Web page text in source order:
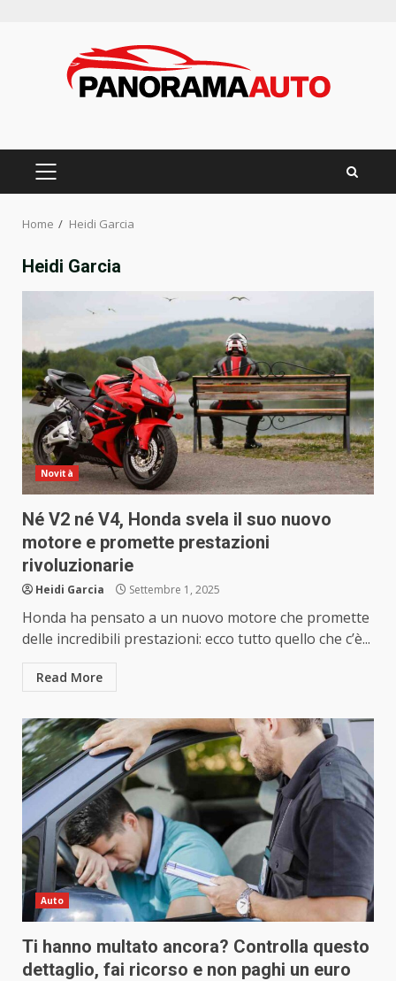
PRIMARY
Home Heidi Garcia
Heidi Garcia
Novità
Né V2 né V4, Honda svela il suo nuovo
motore e promette prestazioni
rivoluzionarie
Heidi Garcia Settembre 1, 2025
Honda ha pensato a un nuovo motore che promette
delle incredibili prestazioni: ecco tutto quello che c’è...
Read More
Auto
Ti hanno multato ancora? Controlla questo
dettaglio, fai ricorso e non paghi un euro